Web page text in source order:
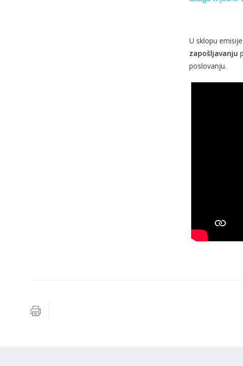
U sklopu emisije
zapošljavanju
poslovanju.